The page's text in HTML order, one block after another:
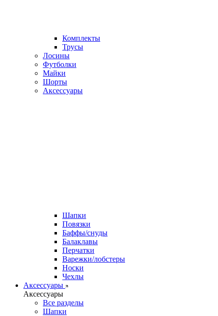
Комплекты
Трусы
Лосины
Футболки
Майки
Шорты
Аксессуары
Шапки
Повязки
Баффы/снуды
Балаклавы
Перчатки
Варежки/лобстеры
Носки
Чехлы
Аксессуары
Аксессуары
Все разделы
Шапки